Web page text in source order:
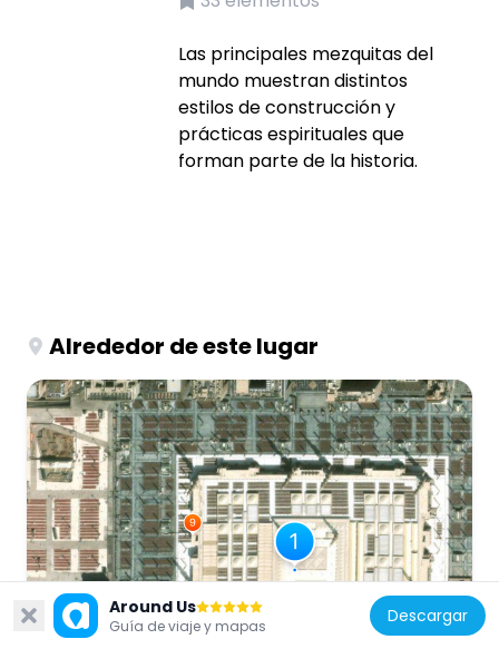
Las principales mezquitas del
mundo muestran distintos
estilos de construcción y
prácticas espirituales que
forman parte de la historia.
Alrededor de este lugar
Around Us
Guía de viaje y mapas Descargar